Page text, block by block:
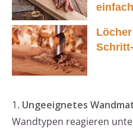
einfach
1. Ungeeignetes
Wandtypen reagieren